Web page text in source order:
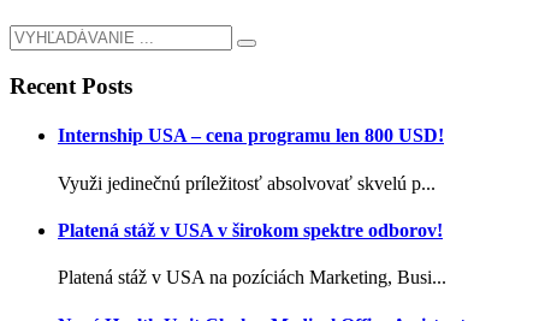
Recent Posts
Internship USA – cena programu len 800 USD!
Využi jedinečnú príležitosť absolvovať skvelú p...
Platená stáž v USA v širokom spektre odborov!
Platená stáž v USA na pozíciách Marketing, Busi...